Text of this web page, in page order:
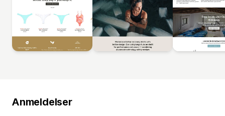
Anmeldelser